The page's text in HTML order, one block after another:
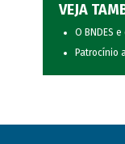
VEJA
O BNDES
Patrocínio